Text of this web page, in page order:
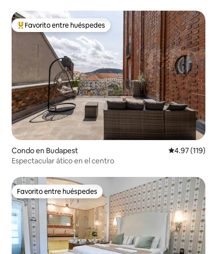
Favorito entre huéspedes preferido
Favorito entre huéspedes
Condo en Budapest Calificación
4.97 (119)
Espectacular ático en el centro
Favorito entre huéspedes
Favorito entre huéspedes